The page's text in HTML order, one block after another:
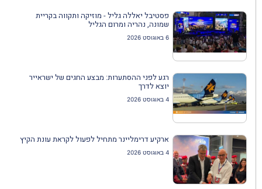
פסטיבל יאללה גליל - מוזיקה ותקווה בקריית
שמונה, נהריה ומרום הגליל
6 באוגוסט 2026
רגע לפני ההסתערות: מבצע החגים של ישראייר
יוצא לדרך
4 באוגוסט 2026
ארקיע דרימליינר מתחיל לפעול לקראת עונת הקיץ
4 באוגוסט 2026